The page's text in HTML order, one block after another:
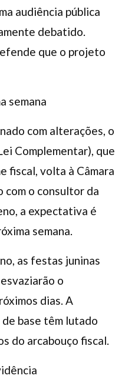
audiência pública
debatido.
que o projeto
semana
com alterações, o
Complementar), que
fiscal, volta à Câmara
com o consultor da
a expectativa é
semana.
as festas juninas
o
dias. A
base têm lutado
do arcabouço fiscal.